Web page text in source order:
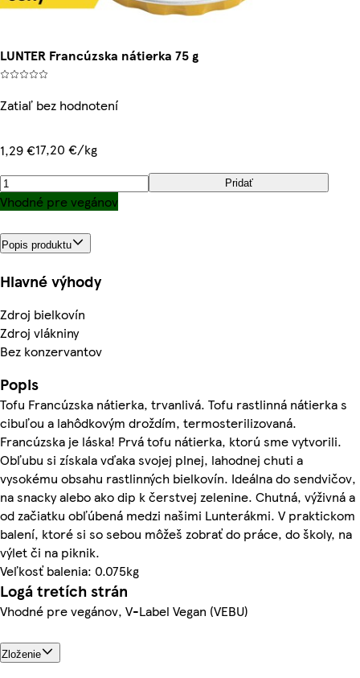
LUNTER Francúzska nátierka 75 g
Zatiaľ bez hodnotení
1,29 €17,20 €/kg
Pridať
Vhodné pre vegánov
Popis produktu
Hlavné výhody
Zdroj bielkovín
Zdroj vlákniny
Bez konzervantov
Popis
Tofu Francúzska nátierka, trvanlivá. Tofu rastlinná nátierka s
cibuľou a lahôdkovým droždím, termosterilizovaná.
Francúzska je láska! Prvá tofu nátierka, ktorú sme vytvorili.
Obľubu si získala vďaka svojej plnej, lahodnej chuti a
vysokému obsahu rastlinných bielkovín. Ideálna do sendvičov,
na snacky alebo ako dip k čerstvej zelenine. Chutná, výživná a
od začiatku obľúbená medzi našimi Lunterákmi. V praktickom
balení, ktoré si so sebou môžeš zobrať do práce, do školy, na
výlet či na piknik.
Veľkosť balenia: 0.075kg
Logá tretích strán
Vhodné pre vegánov, V-Label Vegan (VEBU)
Zloženie